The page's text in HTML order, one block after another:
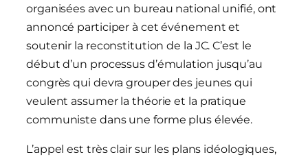
organisées avec un bureau national unifié, ont
annoncé participer à cet événement et
soutenir la reconstitution de la JC. C’est le
début d’un processus d’émulation jusqu’au
congrès qui devra grouper des jeunes qui
veulent assumer la théorie et la pratique
communiste dans une forme plus élevée.
L’appel est très clair sur les plans idéologiques,